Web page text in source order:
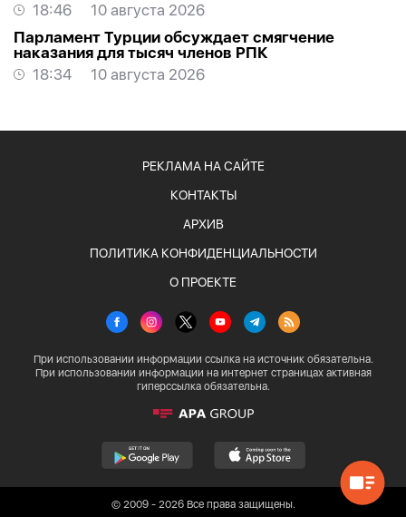
18:46
10 августа 2026
Парламент Турции обсуждает смягчение
наказания для тысяч членов РПК
18:34
10 августа 2026
РЕКЛАМА НА САЙТЕ
КОНТАКТЫ
АРХИВ
ПОЛИТИКА КОНФИДЕНЦИАЛЬНОСТИ
О ПРОЕКТЕ
При использовании информации ссылка на источник обязательна.
При использовании информации на интернет страницах активная
гиперссылка обязательна.
© 2009 - 2026 Все права защищены.